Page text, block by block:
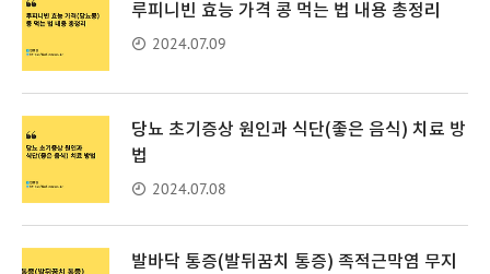
루피니빈 효능 가격 콩 먹는 법 내용 총정리
2024.07.09
당뇨 초기증상 원인과 식단(좋은 음식) 치료 방
법
2024.07.08
발바닥 통증(발뒤꿈치 통증) 족적근막염 무지